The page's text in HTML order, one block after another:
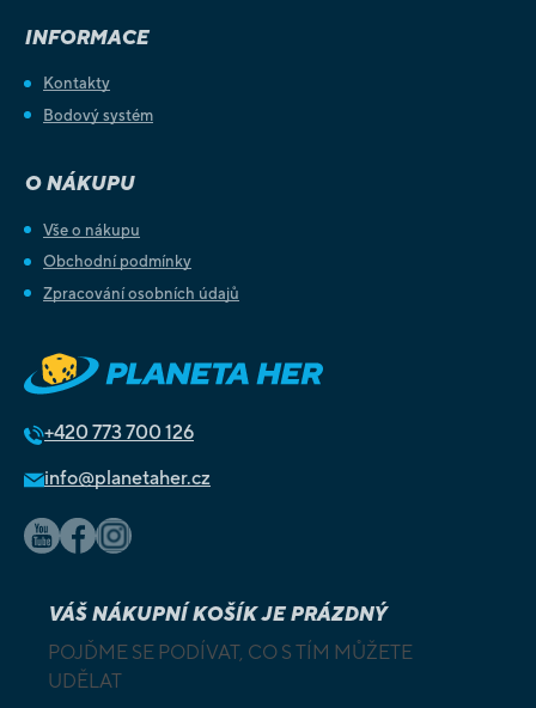
INFORMACE
Kontakty
Bodový systém
O NÁKUPU
Vše o nákupu
Obchodní podmínky
Zpracování osobních údajů
+420 773 700 126
info@planetaher.cz
VÁŠ NÁKUPNÍ KOŠÍK JE PRÁZDNÝ
POJĎME SE PODÍVAT, CO S TÍM MŮŽETE
UDĚLAT